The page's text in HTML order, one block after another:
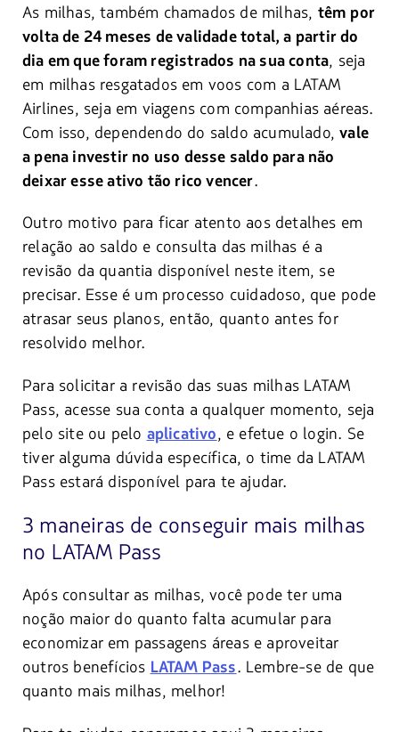
As milhas, também chamados de milhas, têm por
volta de 24 meses de validade total, a partir do
dia em que foram registrados na sua conta, seja
em milhas resgatados em voos com a LATAM
Airlines, seja em viagens com companhias aéreas.
Com isso, dependendo do saldo acumulado,vale
a pena investir no uso desse saldo para não
deixar esse ativo tão rico vencer.
Outro motivo para ficar atento aos detalhes em
relação ao saldo e consulta das milhas é a
revisão da quantia disponível neste item, se
precisar. Esse é um processo cuidadoso, que pode
atrasar seus planos, então, quanto antes for
resolvido melhor.
Para solicitar a revisão das suas milhas LATAM
Pass, acesse sua conta a qualquer momento, seja
pelo site ou pelo aplicativo, e efetue o login. Se
tiver alguma dúvida específica, o time da LATAM
Pass estará disponível para te ajudar.
3 maneiras de conseguir mais milhas
no LATAM Pass
Após consultar as milhas, você pode ter uma
noção maior do quanto falta acumular para
economizar em passagens áreas e aproveitar
outros benefícios LATAM Pass. Lembre-se de que
quanto mais milhas, melhor!